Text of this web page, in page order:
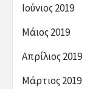
Ιούνιος 2019
Μάιος 2019
Απρίλιος 2019
Μάρτιος 2019